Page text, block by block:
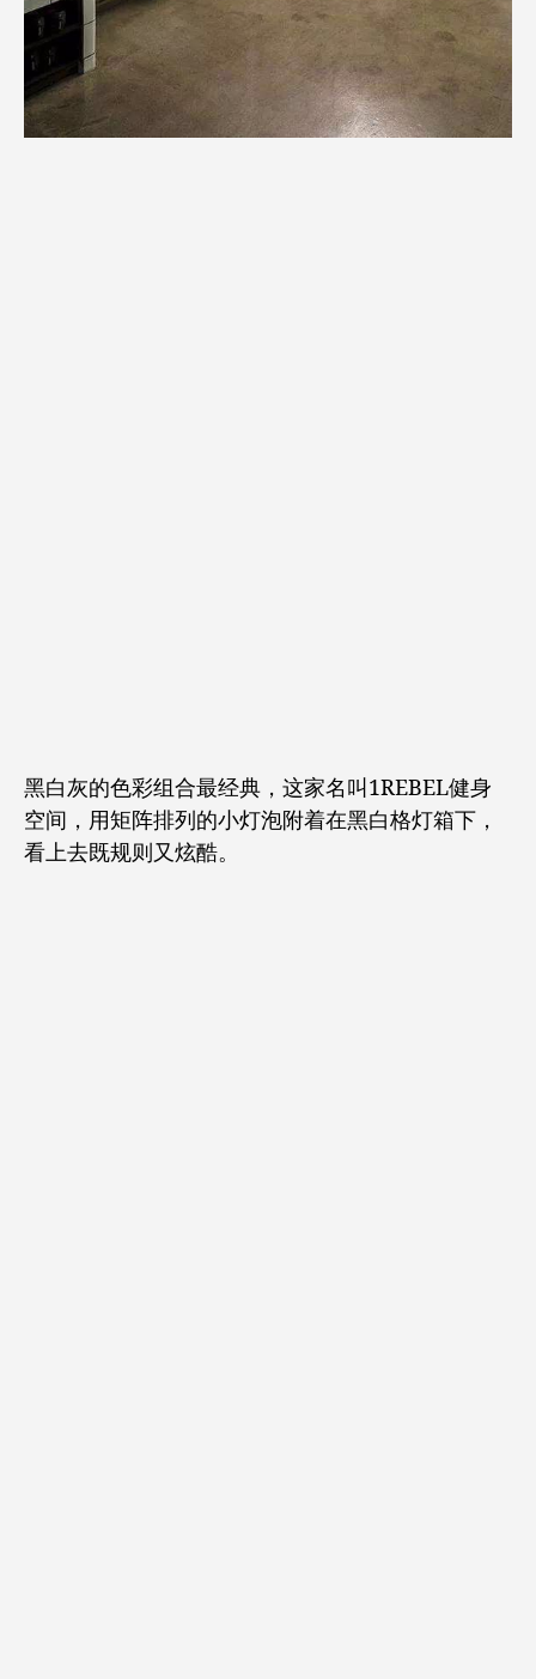
黑白灰的色彩组合最经典，这家名叫1REBEL健身
空间，用矩阵排列的小灯泡附着在黑白格灯箱下，
看上去既规则又炫酷。